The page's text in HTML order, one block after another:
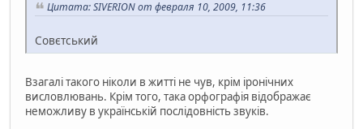
Цитата: SIVERION от февраля 10, 2009, 11:36
Совєтський
Взагалі такого ніколи в житті не чув, крім іронічних
висловлювань. Крім того, така орфографія відображає
неможливу в українській послідовність звуків.